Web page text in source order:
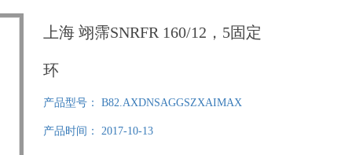
上海 翊霈SNRFR 160/12，5固定
环
产品型号： B82.AXDNSAGGSZXAIMAX
产品时间： 2017-10-13